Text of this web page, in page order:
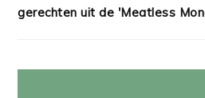
gerechten uit de 'Meatless